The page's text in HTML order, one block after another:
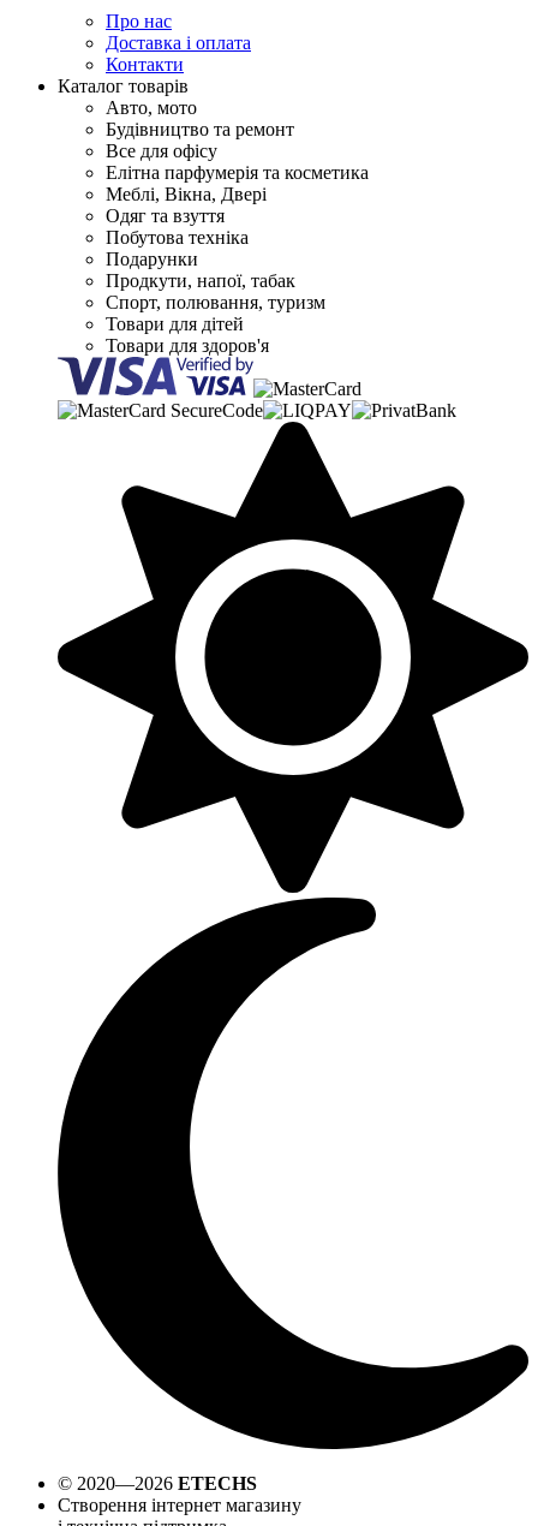
Про нас
Доставка і оплата
Контакти
Каталог товарів
Авто, мото
Будівництво та ремонт
Все для офісу
Елітна парфумерія та косметика
Меблі, Вікна, Двері
Одяг та взуття
Побутова техніка
Подарунки
Продкути, напої, табак
Спорт, полювання, туризм
Товари для дітей
Товари для здоров'я
© 2020—2026 ETECHS
Створення інтернет магазину